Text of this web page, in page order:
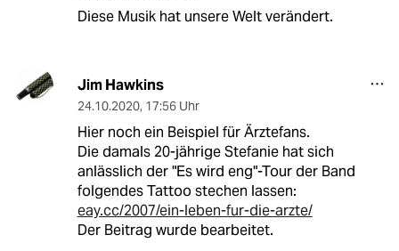
Diese Musik hat unsere Welt verändert.
Jim Hawkins
24.10.2020, 17:56 Uhr
Hier noch ein Beispiel für Ärztefans.
Die damals 20-jährige Stefanie hat sich
anlässlich der "Es wird eng"-Tour der Band
folgendes Tattoo stechen lassen:
eay.cc/2007/ein-leben-fur-die-arzte/
Der Beitrag wurde bearbeitet.